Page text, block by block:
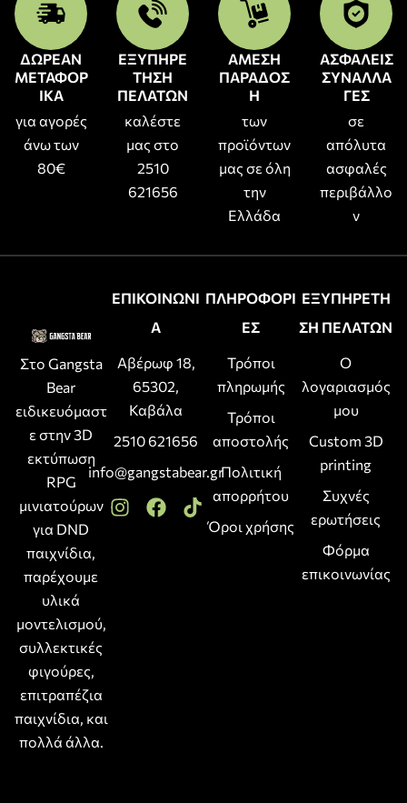
ΔΩΡΕΑΝ
ΜΕΤΑΦΟΡ
ΙΚΑ
για αγορές
άνω των
80€
ΕΞΥΠΗΡΕ
ΤΗΣΗ
ΠΕΛΑΤΩΝ
καλέστε
μας στο
2510
621656
ΑΜΕΣΗ
ΠΑΡΑΔΟΣ
Η
των
προϊόντων
μας σε όλη
την
Ελλάδα
ΑΣΦΑΛΕΙΣ
ΣΥΝΑΛΛΑ
ΓΕΣ
σε
απόλυτα
ασφαλές
περιβάλλο
ν
Στο Gangsta
Bear
ειδικευόμαστ
ε στην 3D
εκτύπωση
RPG
μινιατούρων
για DND
παιχνίδια,
παρέχουμε
υλικά
μοντελισμού,
συλλεκτικές
φιγούρες,
επιτραπέζια
παιχνίδια, και
πολλά άλλα.
ΕΠΙΚΟΙΝΩΝΙ
Α
Αβέρωφ 18,
65302,
Καβάλα
2510 621656
info@gangstabear.gr
ΠΛΗΡΟΦΟΡΙ
ΕΣ
Τρόποι
πληρωμής
Τρόποι
αποστολής
Πολιτική
απορρήτου
Όροι χρήσης
ΕΞΥΠΗΡΕΤΗ
ΣΗ ΠΕΛΑΤΩΝ
Ο
λογαριασμός
μου
Custom 3D
printing
Συχνές
ερωτήσεις
Φόρμα
επικοινωνίας